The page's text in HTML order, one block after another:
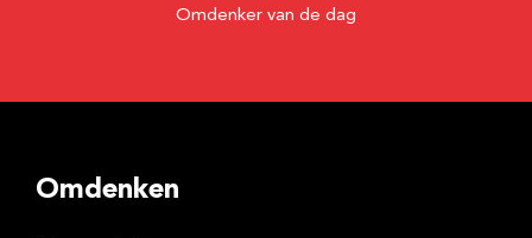
Omdenker van de dag
Omdenken